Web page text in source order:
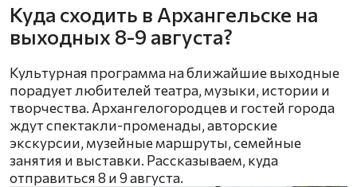
Куда сходить в Архангельске на
выходных 8-9 августа?
Культурная программа на ближайшие выходные
порадует любителей театра, музыки, истории и
творчества. Архангелогородцев и гостей города
ждут спектакли-променады, авторские
экскурсии, музейные маршруты, семейные
занятия и выставки. Рассказываем, куда
отправиться 8 и 9 августа.